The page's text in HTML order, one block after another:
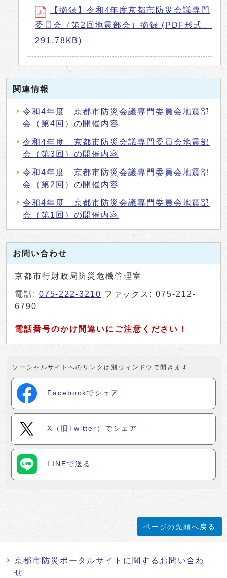
【摘録】令和4年度京都市防災会議専門
委員会（第2回地震部会）摘録 (PDF形式、
291.78KB)
関連情報
令和4年度 京都市防災会議専門委員会地震部
会（第4回）の開催内容
令和4年度 京都市防災会議専門委員会地震部
会（第3回）の開催内容
令和4年度 京都市防災会議専門委員会地震部
会（第2回）の開催内容
令和4年度 京都市防災会議専門委員会地震部
会（第1回）の開催内容
お問い合わせ
京都市行財政局防災危機管理室
電話: 075-222-3210 ファックス: 075-212-
6790
電話番号のかけ間違いにご注意ください！
ソーシャルサイトへのリンクは別ウィンドウで開きます
Facebookでシェア
X（旧Twitter）でシェア
LINEで送る
ページの先頭へ戻る
京都市防災ポータルサイトに関するお問い合わ
せ